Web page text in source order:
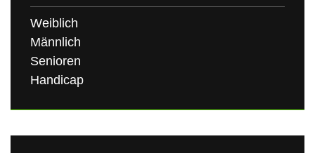
Weiblich
Männlich
Senioren
Handicap